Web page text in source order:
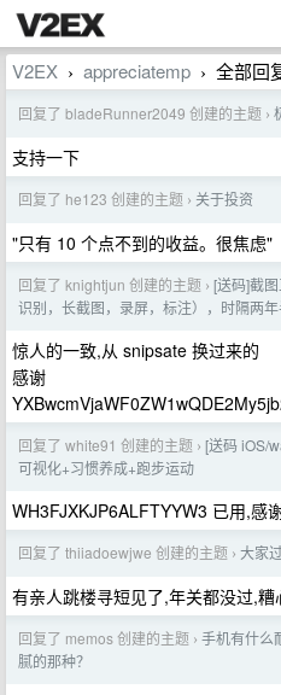
V2EX › appreciatemp › 全部回
回复了 bladeRunner2049 创建的主题 ›
支持一下
回复了 he123 创建的主题 › 关于投资
"只有 10 个点不到的收益。很焦虑"
回复了 knightjun 创建的主题 › [送码]截
识别，长截图，录屏，标注），时隔两
惊人的一致,从 snipsate 换过来的
感谢
回复了 white91 创建的主题 › [送码 iOS/
可视化+习惯养成+跑步运动
WH3FJXKJP6ALFTYYW3 已用,感
回复了 thiiadoewjwe 创建的主题 › 大家
有亲人跳楼寻短见了,年关都没过,糟
回复了 memos 创建的主题 › 手机有什么
腻的那种？